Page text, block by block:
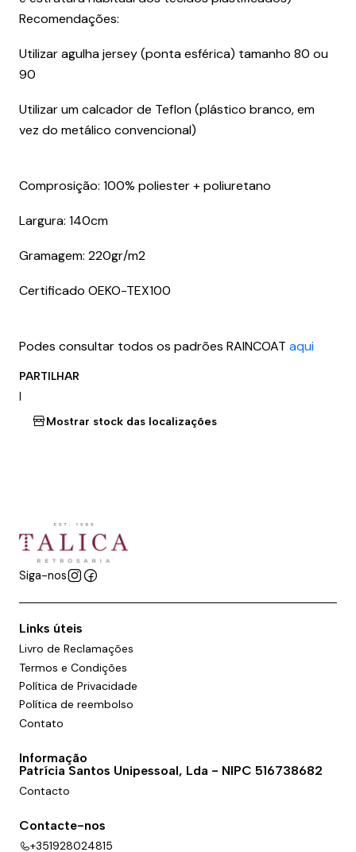
Recomendações:
Utilizar agulha jersey (ponta esférica) tamanho 80 ou
90
Utilizar um calcador de Teflon (plástico branco, em
vez do metálico convencional)
Comprosição: 100% poliester + poliuretano
Largura: 140cm
Gramagem: 220gr/m2
Certificado OEKO-TEX100
Podes consultar todos os padrões RAINCOAT aqui
PARTILHAR
|
Mostrar stock das localizações
Siga-nos
Links úteis
Livro de Reclamações
Termos e Condições
Política de Privacidade
Política de reembolso
Contato
Informação
Patrícia Santos Unipessoal, Lda - NIPC 516738682
Contacto
Contacte-nos
+351928024815